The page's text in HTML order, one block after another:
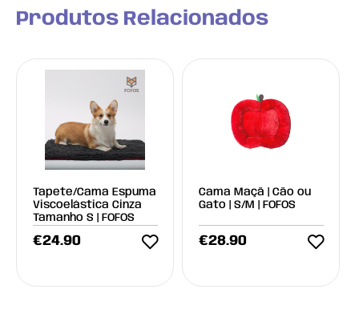
Produtos Relacionados
Tapete/Cama Espuma
Viscoelástica Cinza
Tamanho S | FOFOS
€24.90
Cama Maçã | Cão ou
Gato | S/M | FOFOS
€28.90